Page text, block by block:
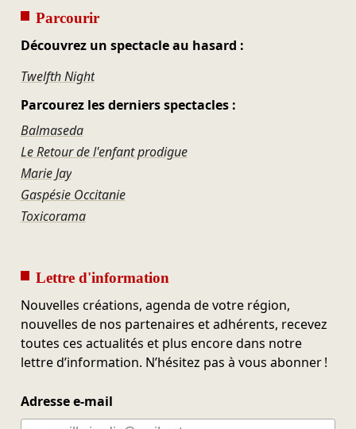
Parcourir
Découvrez un spectacle au hasard :
Twelfth Night
Parcourez les derniers spectacles :
Balmaseda
Le Retour de l'enfant prodigue
Marie Jay
Gaspésie Occitanie
Toxicorama
Lettre d'information
Nouvelles créations, agenda de votre région,
nouvelles de nos partenaires et adhérents, recevez
toutes ces actualités et plus encore dans notre
lettre d’information. N’hésitez pas à vous abonner !
Adresse e-mail